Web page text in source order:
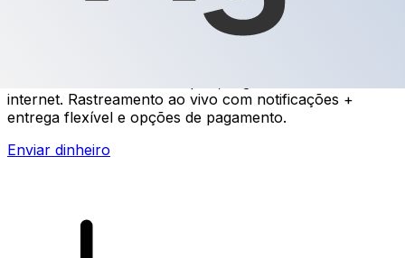
internet. Rastreamento ao vivo com notificações +
entrega flexível e opções de pagamento.
Enviar dinheiro